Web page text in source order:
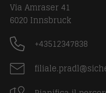
Via Amraser 41
6020 Innsbruck
+43512347838